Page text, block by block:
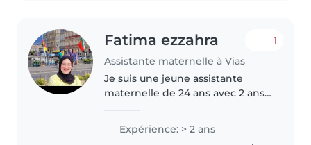
Fatima ezzahra
Assistante maternelle à Vias
1
Je suis une jeune assistante
maternelle de 24 ans avec 2 ans
petits, des bébés et des enfants
d'âge préscolaire ,je peux
Expérience: > 2 ans